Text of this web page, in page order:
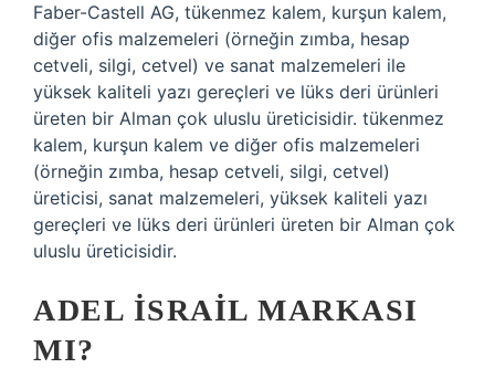
Faber-Castell AG, tükenmez kalem, kurşun kalem,
diğer ofis malzemeleri (örneğin zımba, hesap
cetveli, silgi, cetvel) ve sanat malzemeleri ile
yüksek kaliteli yazı gereçleri ve lüks deri ürünleri
üreten bir Alman çok uluslu üreticisidir. tükenmez
kalem, kurşun kalem ve diğer ofis malzemeleri
(örneğin zımba, hesap cetveli, silgi, cetvel)
üreticisi, sanat malzemeleri, yüksek kaliteli yazı
gereçleri ve lüks deri ürünleri üreten bir Alman çok
uluslu üreticisidir.
ADEL İSRAIL MARKASI
MI?